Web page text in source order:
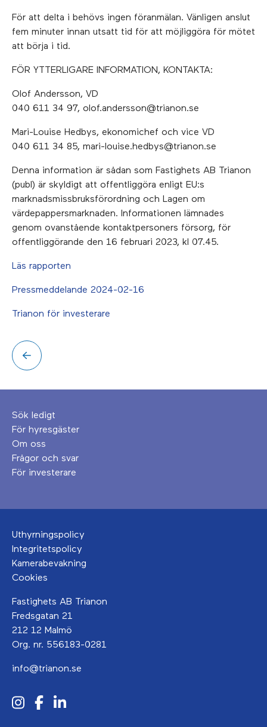
För att delta i behövs ingen föranmälan. Vänligen anslut
fem minuter innan utsatt tid för att möjliggöra för mötet
att börja i tid.
FÖR YTTERLIGARE INFORMATION, KONTAKTA:
Olof Andersson, VD
040 611 34 97, olof.andersson@trianon.se
Mari-Louise Hedbys, ekonomichef och vice VD
040 611 34 85, mari-louise.hedbys@trianon.se
Denna information är sådan som Fastighets AB Trianon
(publ) är skyldigt att offentliggöra enligt EU:s
marknadsmissbruksförordning och Lagen om
värdepappersmarknaden. Informationen lämnades
genom ovanstående kontaktpersoners försorg, för
offentliggörande den 16 februari 2023, kl 07.45.
Läs rapporten
Pressmeddelande 2024-02-16
Trianon för investerare
Sök ledigt
För hyresgäster
Om oss
Frågor och svar
För investerare
Uthyrningspolicy
Integritetspolicy
Kamerabevakning
Cookies
Fastighets AB Trianon
Fredsgatan 21
212 12 Malmö
Org. nr. 556183-0281
info@trianon.se